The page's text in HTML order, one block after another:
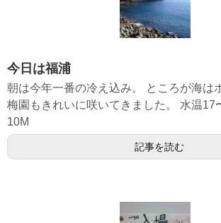
今日は福浦
朝は今年一番の冷え込み。 ところが海は
梅園もきれいに咲いてきました。 水温17
10M
記事を読む